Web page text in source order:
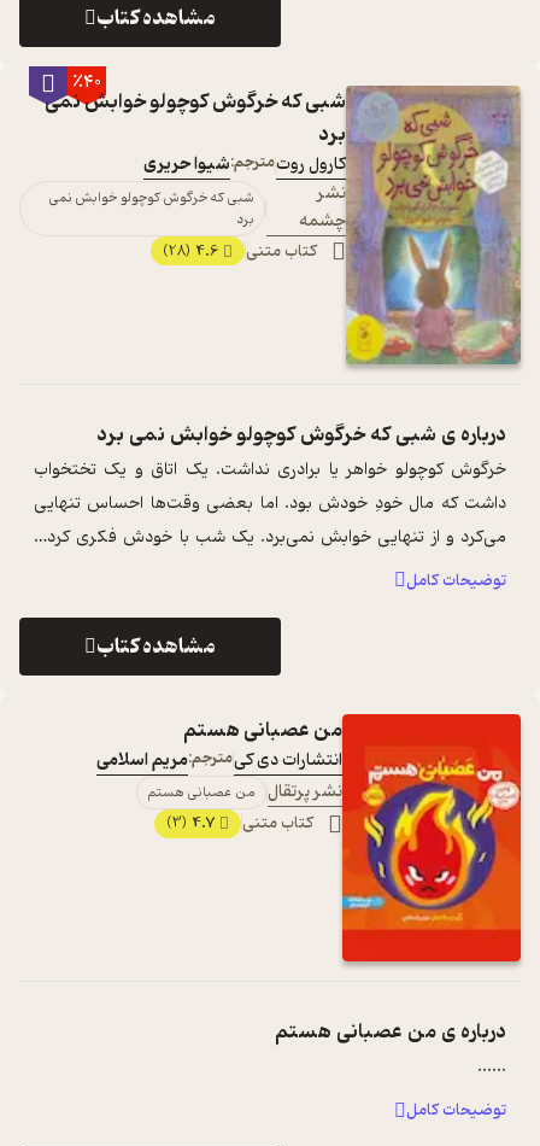
مشاهده کتاب
٪40
شبی که خرگوش کوچولو خوابش نمی
برد
کارول روتمترجم:شیوا حریری
نشر
چشمه
شبی که خرگوش کوچولو خوابش نمی
برد
کتاب متنی 4.6
(28)
درباره ی شبی که خرگوش کوچولو خوابش نمی برد
خرگوش کوچولو خواهر یا برادری نداشت. یک اتاق و یک تختخواب
داشت که مال خودِ خودش بود. اما بعضی وقت‌ها احساس تنهایی
می‌کرد و از تنهایی خوابش نمی‌برد. یک شب با خودش فکری کرد…
...
...
توضیحات کامل
مشاهده کتاب
من عصبانی هستم
انتشارات دی کیمترجم:مریم اسلامی
نشر پرتقال
من عصبانی هستم
کتاب متنی 4.7
(3)
درباره یمن عصبانی هستم
...
...
توضیحات کامل